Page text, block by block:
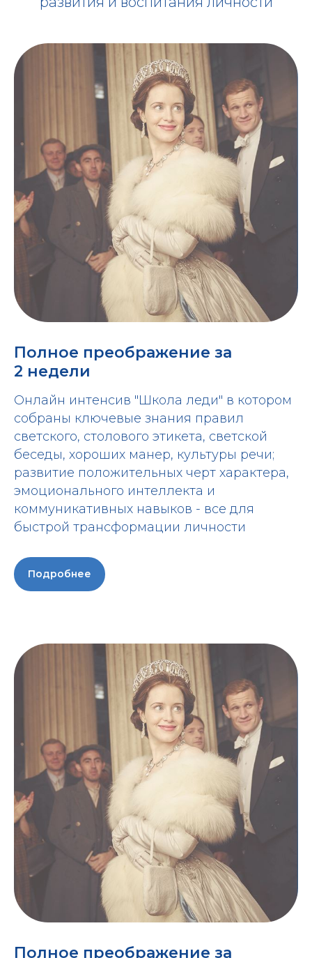
Полное преображение за
2 недели
Онлайн интенсив "Школа леди" в котором
собраны ключевые знания правил
светского, столового этикета, светской
беседы, хороших манер, культуры речи;
развитие положительных черт характера,
эмоционального интеллекта и
коммуникативных навыков - все для
быстрой трансформации личности
Подробнее
Полное преображение за